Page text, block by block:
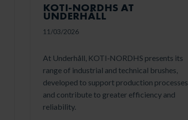
KOTI‑NORDHS AT
UNDERHÅLL
11/03/2026
At Underhåll, KOTI‑NORDHS presents its
range of industrial and technical brushes,
developed to support production processes
and contribute to greater efficiency and
reliability.